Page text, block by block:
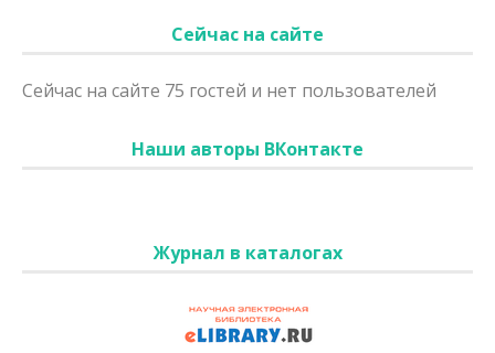
Сейчас на сайте
Сейчас на сайте 75 гостей и нет пользователей
Наши авторы ВКонтакте
Журнал в каталогах